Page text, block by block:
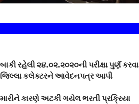
રહેલી ૨૪.૦૨.૨૦૨૦ની પરીક્ષા પુર્ણ કરવા
જિલ્લા કલેક્ટરને આવેદનપત્ર આપી
કારણે અટકી ગયેલ ભરતી પ્રક્રિયા